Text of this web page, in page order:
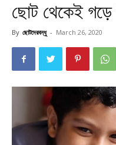
ছোট থেকেই
By ছোটদেরবন্ধু - March 26, 2020